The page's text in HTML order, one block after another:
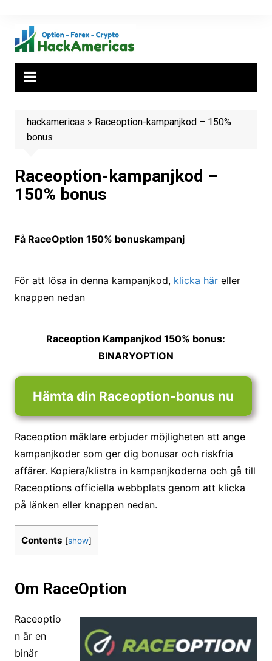
innehåll
hackamericas » Raceoption-kampanjkod – 150%
bonus
Raceoption-kampanjkod –
150% bonus
Få RaceOption 150% bonuskampanj
För att lösa in denna kampanjkod, klicka häreller
knappen nedan
Raceoption Kampanjkod 150% bonus:
BINARYOPTION
Hämta din Raceoption-bonus nu
Raceoption mäklare erbjuder möjligheten att ange
kampanjkoder som ger dig bonusar och riskfria
affärer. Kopiera/klistra in kampanjkoderna och gå till
Raceoptions officiella webbplats genom att klicka
på länken eller knappen nedan.
Contents [show]
Om RaceOption
Raceoptio
n är en
binär